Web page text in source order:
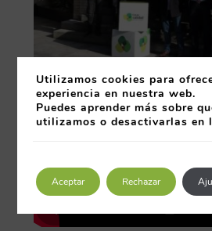
Utilizamos cookies para
experiencia en nuestra web.
Puedes aprender más sobre
utilizamos o desactivarlas en
Aceptar Rechazar